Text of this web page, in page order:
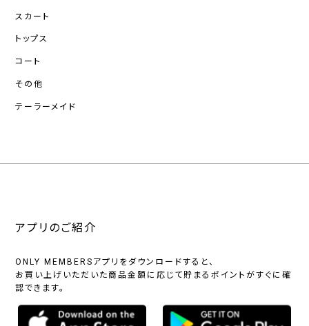
スカート
トップス
コート
その他
テーラーメイド
アプリのご紹介
ONLY MEMBERSアプリをダウンロードすると、
お買い上げいただいた商品金額に応じて貯まるポイントがすぐに確
認できます。